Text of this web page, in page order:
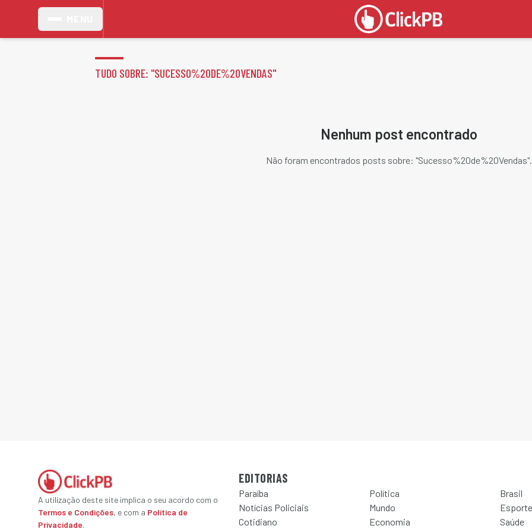
TUDO SOBRE: "SUCESSO%20DE%20VENDAS"
Nenhum post encontrado
Não foram encontrados posts sobre: "Sucesso%20de%20Vendas".
A utilização deste site implica o seu acordo com o
Termos e Condições, e com a Política de
Privacidade.
EDITORIAS
Paraíba Política
Brasil
Notícias Policiais
Mundo
Esporte
Cotidiano
Economia
Saúde